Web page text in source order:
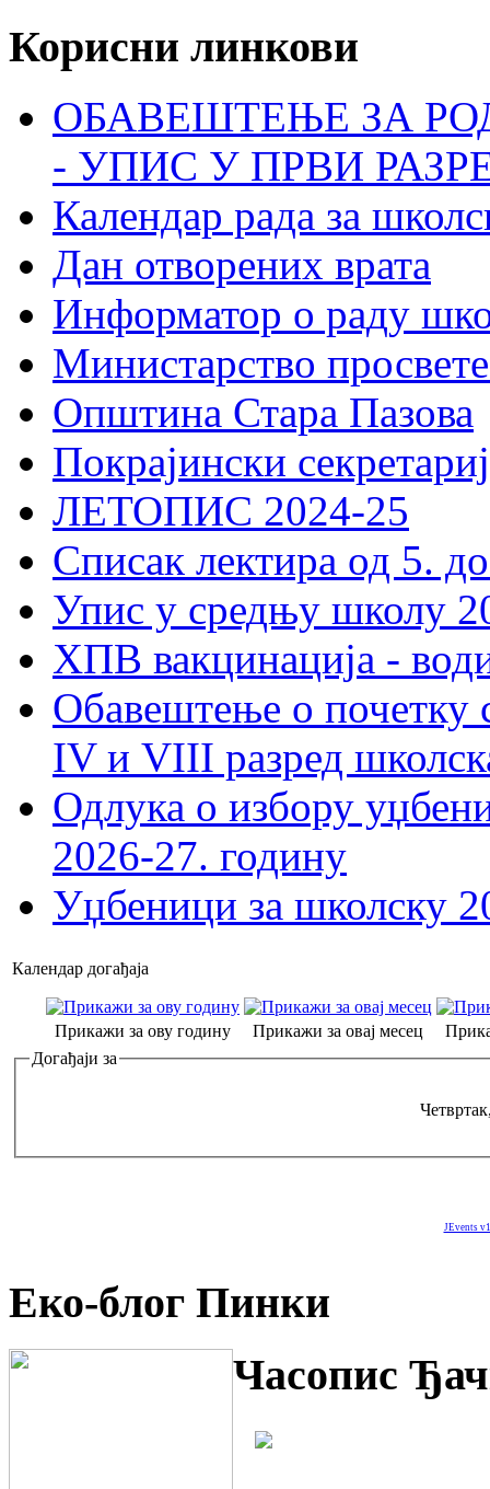
Корисни линкови
ОБАВЕШТЕЊЕ ЗА
- УПИС У ПРВИ
Календар рада за
Дан отворених врата
Информатор о раду
Министарство
Општина Стара Пазова
Покрајински
ЛЕТОПИС 2024-25
Списак лектира од 5.
Упис у средњу школу
ХПВ вакцинација -
Обавештење о почетку
IV и VIII разред
Одлука о избору
2026-27. годину
Уџбеници за школску
Календар догађаја
Прикажи за ову годину Прикажи за овај месец
Догађаји за
JEvents
Еко-блог Пинки
Часопис